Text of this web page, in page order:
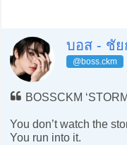
บอส - ชัย
@boss.ckm
BOSSCKM
You don’t watch the
You run into it.